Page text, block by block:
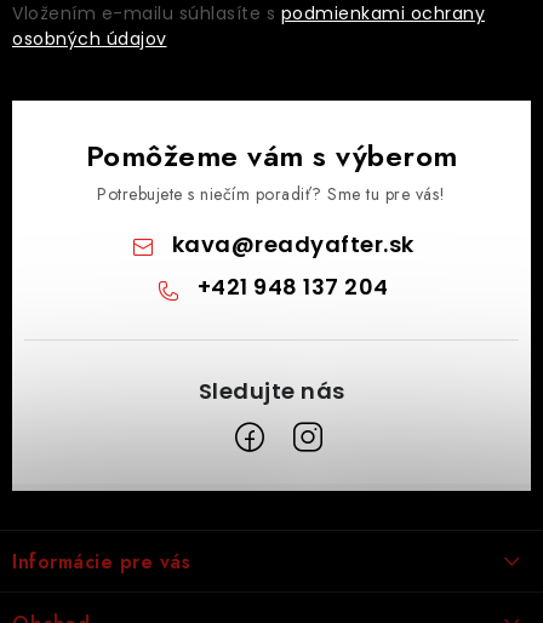
Vložením e-mailu súhlasíte s podmienkami ochrany
osobných údajov
Pomôžeme vám s výberom
Potrebujete s niečím poradiť? Sme tu pre vás!
kava@readyafter.sk
+421 948 137 204
Z
p
ä
Informácie pre vás
Obchodné podmienky